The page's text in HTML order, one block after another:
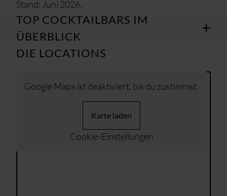
Stand: Juni 2026.
TOP COCKTAILBARS IM
ÜBERBLICK
DIE LOCATIONS
Google Maps ist deaktiviert, bis du zustimmst.
Karte laden
Cookie-Einstellungen